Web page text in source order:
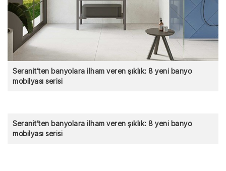
Seranit’ten banyolara ilham veren şıklık: 8 yeni banyo
mobilyası serisi
Seranit’ten banyolara ilham veren şıklık: 8 yeni banyo
mobilyası serisi